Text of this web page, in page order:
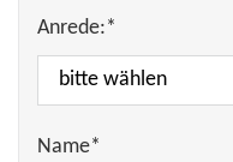
Anrede:*
Name*